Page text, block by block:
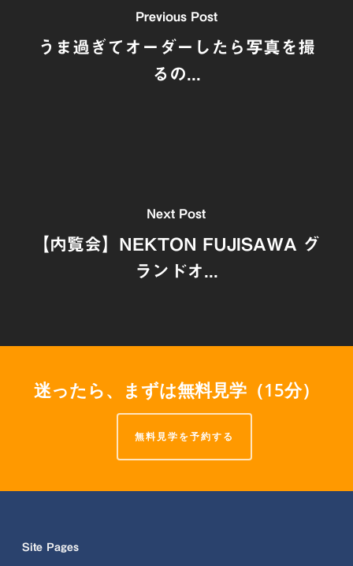
Previous Post
うま過ぎてオーダーしたら写真を撮
るの...
Next Post
【内覧会】NEKTON FUJISAWA グ
ランドオ...
迷ったら、まずは無料見学（15分）
無料見学を予約する
Site Pages